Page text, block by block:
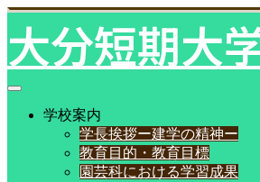
大分短期大
学校案内
学長挨拶ー建学の精神ー
教育目的・教育目標
園芸科における学習成果